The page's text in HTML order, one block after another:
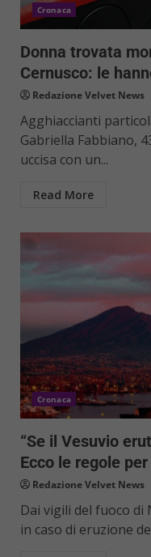
Cronaca
Donna trovata
Cernusco: le
Redazione Velvet News
Agghiaccianti
Gabriella Fabbiano,
uccisa con un...
Read More
Cronaca
“Se il Vesuvio
Ecco le regole
Redazione Velvet News
Dai vigili del fuoco di
in caso di eruzione